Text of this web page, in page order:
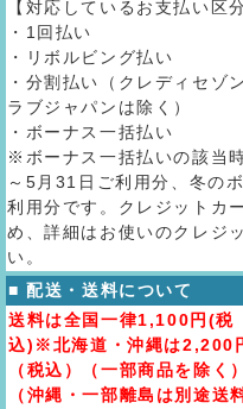
【対応しているお支払い区
・1回払い
・リボルビング払い
・分割払い（クレディセゾ
ラブジャパンは除く）
・ボーナス一括払い
※ボーナス一括払いの該当
～5月31日ご利用分、冬の
利用分です。クレジットカ
め、詳細はお使いのクレジ
い。
■ 配送・送料について
送料は全国一律1,100円(税
込)※北海道・沖縄は2,200
（税込）（一部商品を除く）
（沖縄・一部離島は別途送